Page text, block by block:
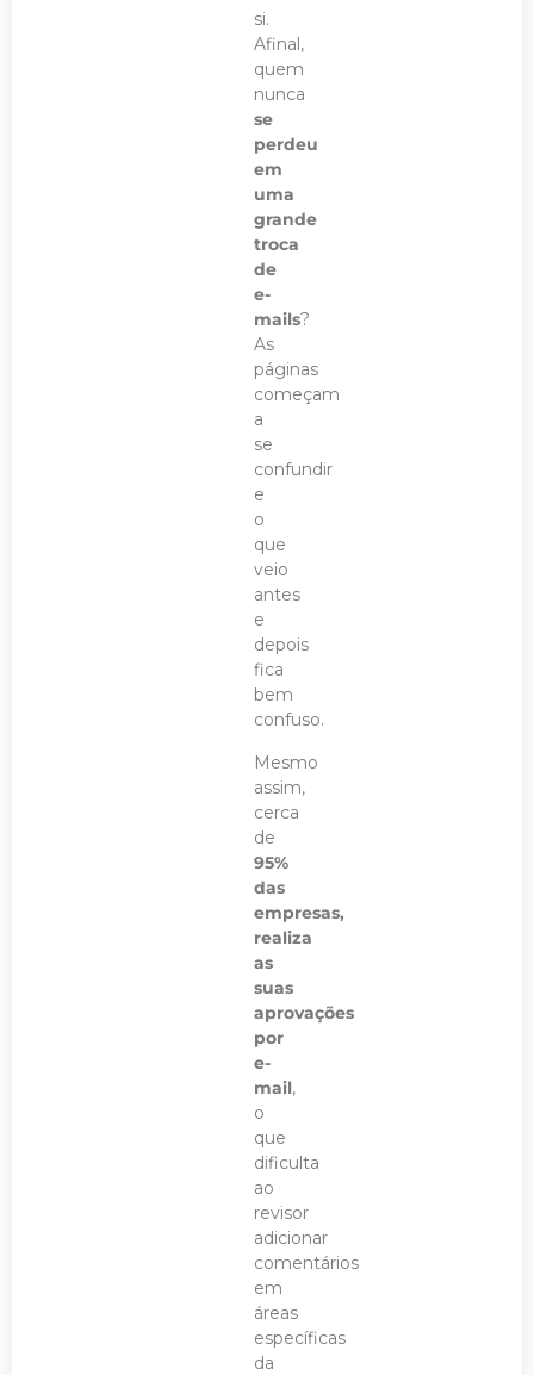
si.
Afinal,
quem
nunca
se
perdeu
em
uma
grande
troca
de
e-
mails?
As
páginas
começam
a
se
confundir
e
o
que
veio
antes
e
depois
fica
bem
confuso.
Mesmo
assim,
cerca
de
95%
das
empresas,
realiza
as
suas
aprovações
por
e-
mail,
o
que
dificulta
ao
revisor
adicionar
comentários
em
áreas
específicas
da